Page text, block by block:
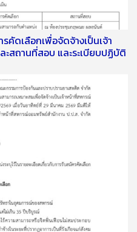
คัดเลือกเพื่อจัดจ้างเป็นเจ้า
สถานที่สอบ และระเบียบปฏิบัติ